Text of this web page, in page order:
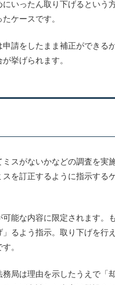
いったん取り下げるという
ケースです。
請をしたまま補正ができる
挙げられます。
スがないかなどの調査を実
を訂正するように指示する
能な内容に限定されます。
るよう指示。取り下げを行
。
局は理由を示したうえで「